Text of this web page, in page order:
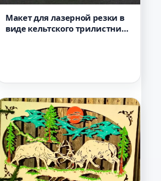
Макет для лазерной резки в
виде кельтского трилистника